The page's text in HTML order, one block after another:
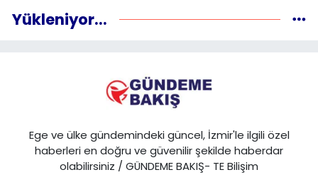
Yükleniyor...
Ege ve ülke gündemindeki güncel, İzmir'le ilgili özel
haberleri en doğru ve güvenilir şekilde haberdar
olabilirsiniz / GÜNDEME BAKIŞ- TE Bilişim